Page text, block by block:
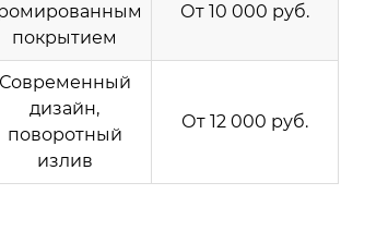
покрытием
От 10 000 руб.
Современный
дизайн,
поворотный
излив
От 12 000 руб.